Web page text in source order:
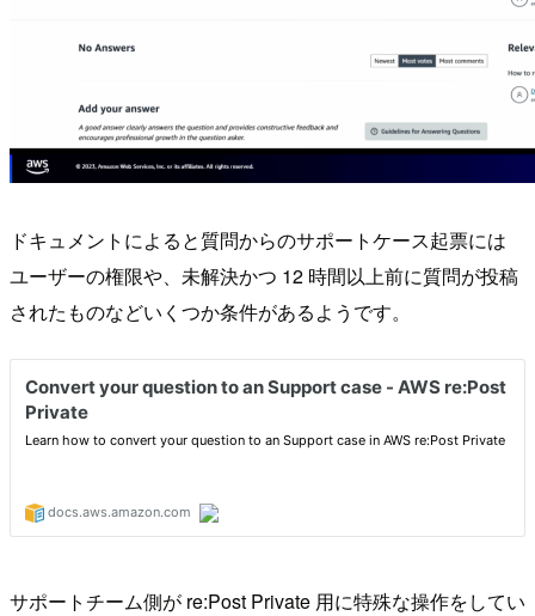
ドキュメントによると質問からのサポートケース起票には
ユーザーの権限や、未解決かつ 12 時間以上前に質問が投稿
されたものなどいくつか条件があるようです。
サポートチーム側が re:Post Private 用に特殊な操作をしてい